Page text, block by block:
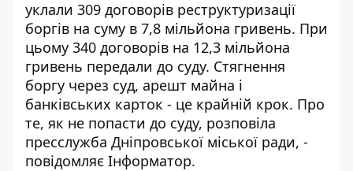
уклали 309 договорів реструктуризації
боргів на суму в 7,8 мільйона гривень. При
цьому 340 договорів на 12,3 мільйона
гривень передали до суду. Стягнення
боргу через суд, арешт майна і
банківських карток - це крайній крок. Про
те, як не попасти до суду, розповіла
пресслужба Дніпровської міської ради, -
повідомляє Інформатор.